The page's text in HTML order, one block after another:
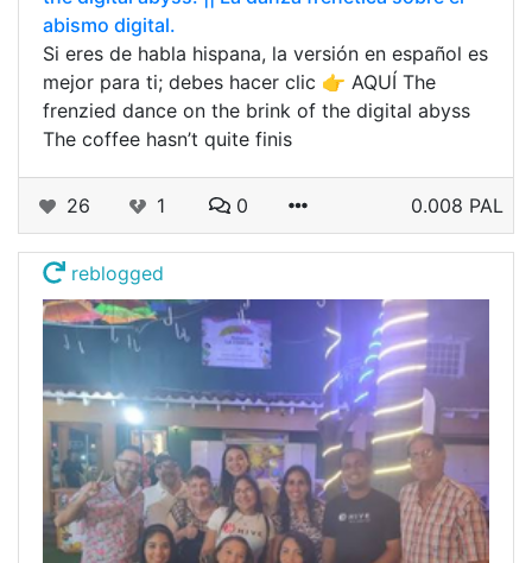
abismo digital.
Si eres de habla hispana, la versión en español es
mejor para ti; debes hacer clic 👉 AQUÍ The
frenzied dance on the brink of the digital abyss
The coffee hasn’t quite finis
26 1 0 0.008 PAL
reblogged